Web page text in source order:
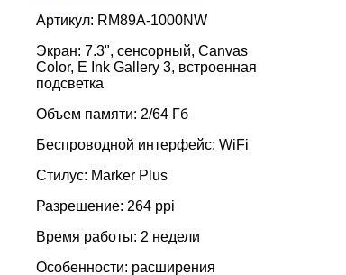
Артикул: RM89A-1000NW
Экран: 7.3", сенсорный, Canvas
Color, E Ink Gallery 3, встроенная
подсветка
Объем памяти: 2/64 Гб
Беспроводной интерфейс: WiFi
Стилус: Marker Plus
Разрешение: 264 ppi
Время работы: 2 недели
Особенности: расширения